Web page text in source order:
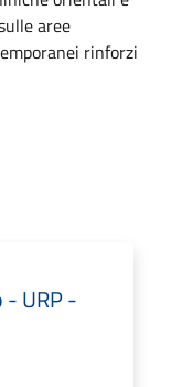
aree
rinforzi
URP -